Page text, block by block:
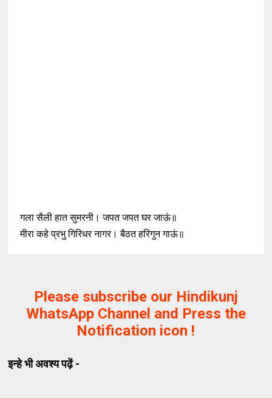
गला सैली हात सुमरनी। जपत जपत घर जाऊं॥
मीरा कहे प्रभु गिरिधर नागर। बैठत हरिगुन गाऊं॥
Please subscribe our Hindikunj
WhatsApp Channel and Press the
Notification icon !
इन्हे भी अवश्य पढ़ें -